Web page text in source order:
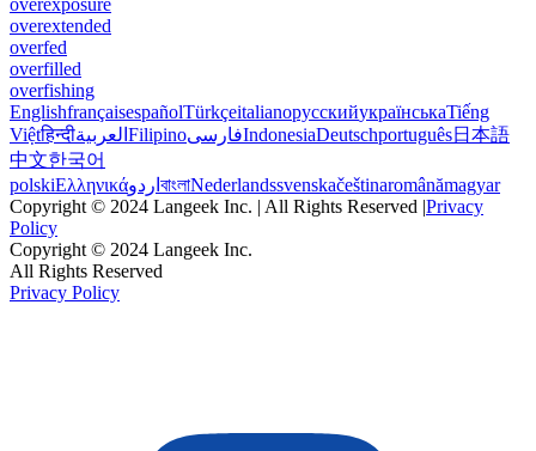
overexposure
overextended
overfed
overfilled
overfishing
EnglishfrançaisespañolTürkçeitalianoрусскийукраїнськаTiếng
Việtहिन्दीالعربية FilipinoفارسیIndonesiaDeutschportuguês日本語
中文한국어
polskiΕλληνικάاردو বাংলাNederlandssvenskačeštinaromânămagyar
Copyright © 2024 Langeek Inc. | All Rights Reserved |Privacy
Policy
Copyright © 2024 Langeek Inc.
All Rights Reserved
Privacy Policy